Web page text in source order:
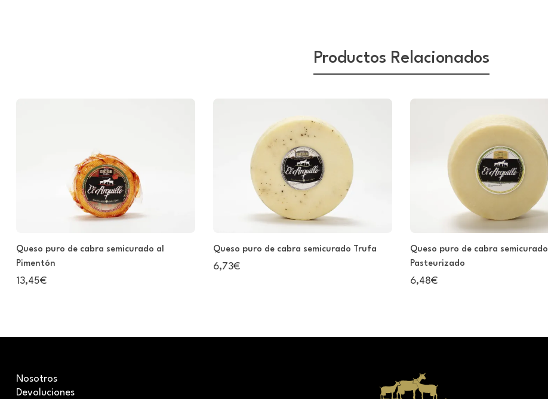
Productos Relacionados
Queso puro de cabra semicurado al
Pimentón
13,45€
Queso puro de cabra semicurado Trufa
6,73€
Queso puro de cabra semicurado
Pasteurizado
6,48€
Nosotros
Devoluciones